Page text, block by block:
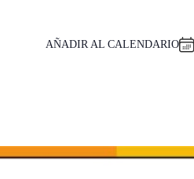
AÑADIR AL CALENDARIO